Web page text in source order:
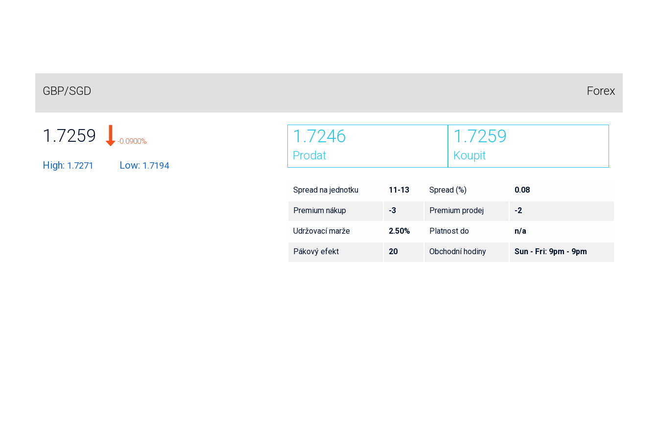
GBP/SGD Forex
1.7259 -0.0900%
High: 1.7271 Low: 1.7194
1.7246
Prodat
1.7259
Koupit
Spread na jednotku 11-13 Spread (%) 0.08
Premium nákup -3 Premium prodej -2
Udržovací marže 2.50% Platnost do n/a
Pákový efekt 20 Obchodní hodiny Sun - Fri: 9pm - 9pm